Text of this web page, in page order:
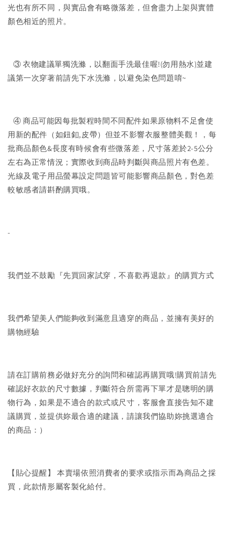
光也有所不同，與實品會有略微落差，但會盡力上架與實體
顏色相近的照片。
③ 衣物建議單獨洗滌，以翻面手洗最佳喔!(勿用熱水)並建
議第一次穿著前請先下水洗滌，以避免染色問題唷~
④ 商品可能因每批製程時間不同配件如果原物料不足會使
用新的配件（如鈕釦,皮帶）但並不影響衣服整體美觀！，每
批商品顏色&長度有時候會有些微落差，尺寸落差於2-5公分
左右為正常情況；實際收到商品時判斷與商品照片有色差。
光線及電子用品螢幕設定問題皆可能影響商品顏色，對色差
較敏感者請斟酌購買哦。
-
我們並不鼓勵『先買回家試穿，不喜歡再退款』的購買方式
我們希望美人們能夠收到滿意且適穿的商品，並擁有美好的
購物經驗
請在訂購前務必做好充分的詢問和確認再購買哦!購買前請先
確認好衣款的尺寸數據，判斷符合所需再下單才是聰明的購
物行為，如果是不適合的款式或尺寸，客服會直接告知不建
議購買，並提供妳最合適的建議，請讓我們協助妳挑選適合
的商品：）
【貼心提醒】 本賣場依照消費者的要求或指示而為商品之採
買，此款情形屬客製化給付。